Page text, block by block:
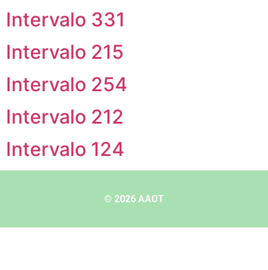
Intervalo 331
Intervalo 215
Intervalo 254
Intervalo 212
Intervalo 124
© 2026 AAOT